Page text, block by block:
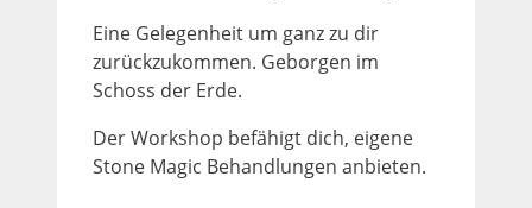
Eine Gelegenheit um ganz zu dir
zurückzukommen. Geborgen im
Schoss der Erde.
Der Workshop befähigt dich, eigene
Stone Magic Behandlungen anbieten.